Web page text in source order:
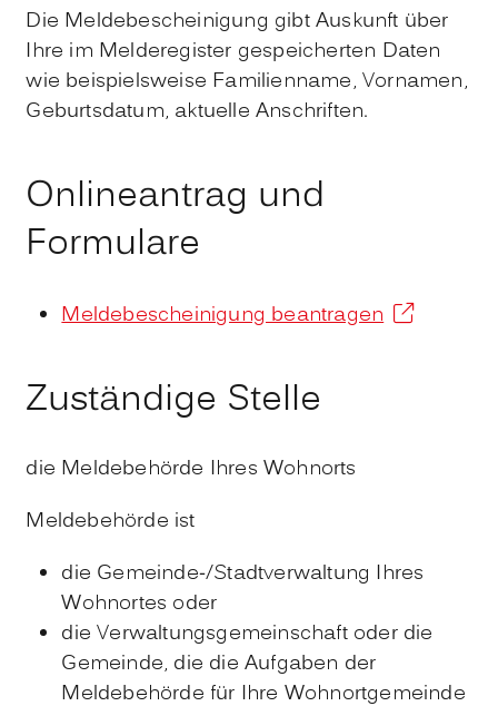
Die Meldebescheinigung gibt Auskunft über
Ihre im Melderegister gespeicherten Daten
wie beispielsweise Familienname, Vornamen,
Geburtsdatum, aktuelle Anschriften.
Onlineantrag und
Formulare
Meldebescheinigung beantragen
Zuständige Stelle
die Meldebehörde Ihres Wohnorts
Meldebehörde ist
die Gemeinde-/Stadtverwaltung Ihres
Wohnortes oder
die Verwaltungsgemeinschaft oder die
Gemeinde, die die Aufgaben der
Meldebehörde für Ihre Wohnortgemeinde